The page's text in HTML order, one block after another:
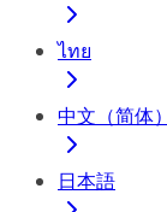
ไทย
中文（简体）
日本語